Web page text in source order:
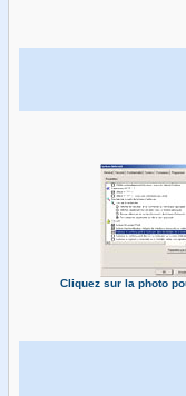
Cliquez sur la photo